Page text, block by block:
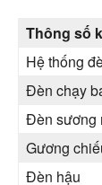
Thông số
Hệ thống
Đèn chạy
Đèn sương
Gương
Đèn hậu